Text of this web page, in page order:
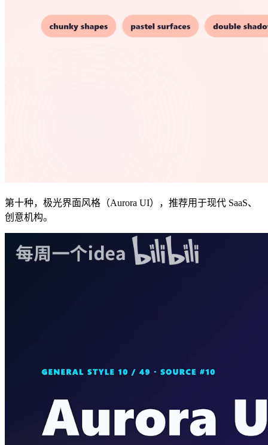
第十种，极光界面风格（Aurora UI），推荐用于现代 SaaS、
创意机构。